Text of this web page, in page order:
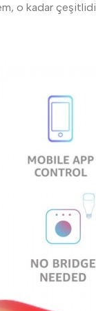
o kadar çeşitlidir